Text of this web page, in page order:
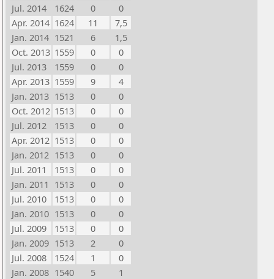
Jul. 2014
1624 0
0
Apr. 2014 1624 11
7,5
Jan. 2014 1521 6
1,5
Oct. 2013 1559 0
0
Jul. 2013
1559 0
0
Apr. 2013 1559 9
4
Jan. 2013 1513 0
0
Oct. 2012 1513 0
0
Jul. 2012
1513 0
0
Apr. 2012 1513 0
0
Jan. 2012 1513 0
0
Jul. 2011
1513 0
0
Jan. 2011 1513 0
0
Jul. 2010
1513 0
0
Jan. 2010 1513 0
0
Jul. 2009
1513 0
0
Jan. 2009 1513 2
0
Jul. 2008
1524 1
0
Jan. 2008 1540 5
1